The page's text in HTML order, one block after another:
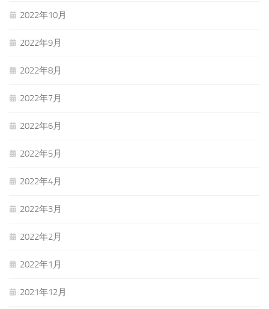
2022年10月
2022年9月
2022年8月
2022年7月
2022年6月
2022年5月
2022年4月
2022年3月
2022年2月
2022年1月
2021年12月